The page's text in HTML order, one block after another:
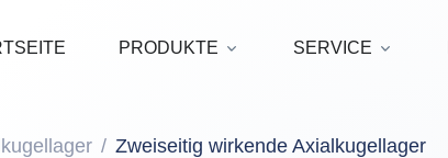
PRODUKTE SERVICE
Zweiseitig wirkende Axialkugellager